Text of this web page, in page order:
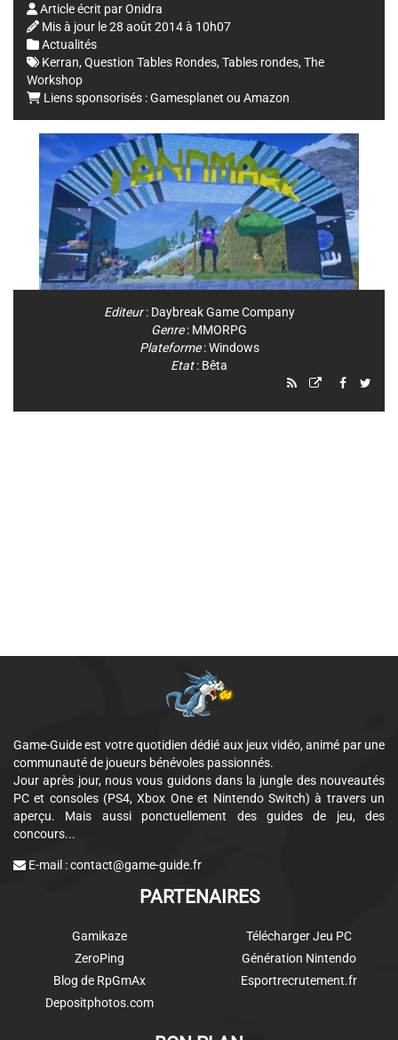
Article écrit parOnidra
Mis à jour le28 août 2014 à 10h07
Actualités
Kerran, Question Tables Rondes, Tables rondes, The
Workshop
Liens sponsorisés :Gamesplanet ou Amazon
Editeur: Daybreak Game Company
Genre: MMORPG
Plateforme:Windows
Etat: Bêta
Game-Guide est votre quotidien dédié aux jeux vidéo, animé par une
communauté de joueurs bénévoles passionnés.
Jour après jour, nous vous guidons dans la jungle des nouveautés
PC et consoles (PS4, Xbox One et Nintendo Switch) à travers un
aperçu. Mais aussi ponctuellement des guides de jeu, des
concours...
E-mail :contact@game-guide.fr
PARTENAIRES
Gamikaze
ZeroPing
Blog de RpGmAx
Depositphotos.com
Télécharger Jeu PC
Génération Nintendo
Esportrecrutement.fr